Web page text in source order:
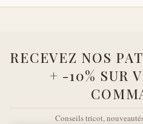
RECEVEZ NOS
+ -10% SUR
Conseils tricot,